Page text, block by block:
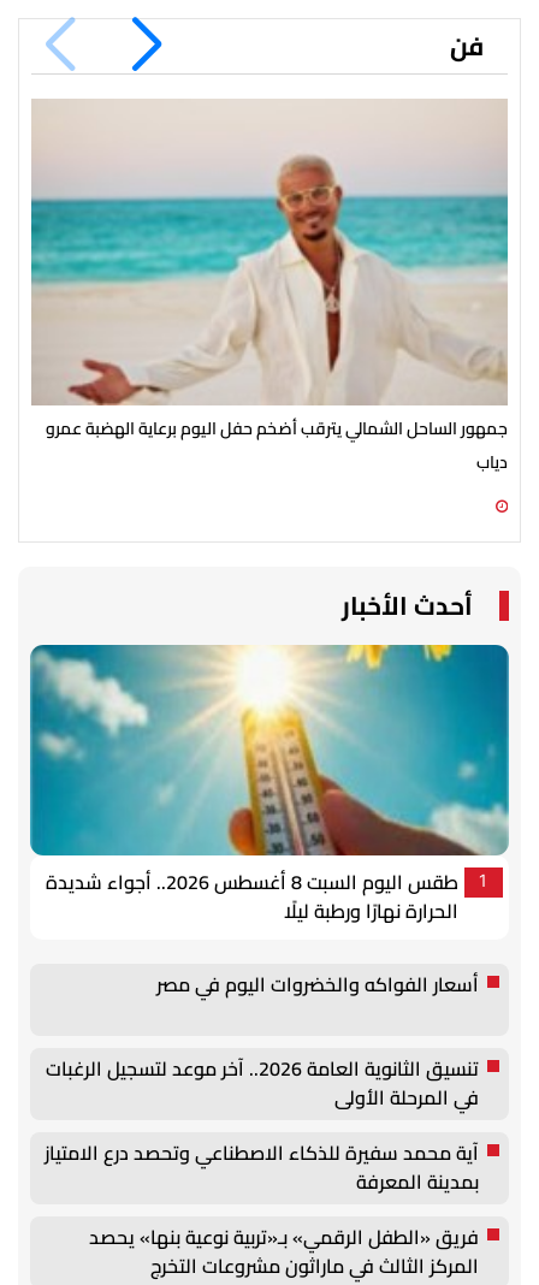
فن
جمهور الساحل الشمالي يترقب أضخم حفل اليوم برعاية الهضبة عمرو
دياب
أحدث الأخبار
1
طقس اليوم السبت 8 أغسطس 2026.. أجواء شديدة
الحرارة نهارًا ورطبة ليلًا
أسعار الفواكه والخضروات اليوم في مصر
تنسيق الثانوية العامة 2026.. آخر موعد لتسجيل الرغبات
في المرحلة الأولى
آية محمد سفيرة للذكاء الاصطناعي وتحصد درع الامتياز
بمدينة المعرفة
فريق «الطفل الرقمي» بـ«تربية نوعية بنها» يحصد
المركز الثالث في ماراثون مشروعات التخرج